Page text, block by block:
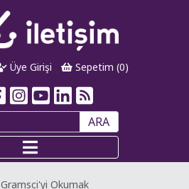
Üye Girişi Sepetim (0)
ARA
Gramsci'yi Okumak